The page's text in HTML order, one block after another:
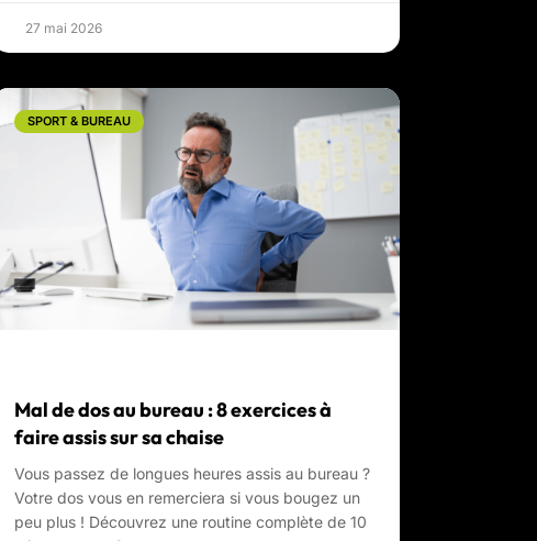
27 mai 2026
SPORT & BUREAU
Mal de dos au bureau : 8 exercices à
faire assis sur sa chaise
Vous passez de longues heures assis au bureau ?
Votre dos vous en remerciera si vous bougez un
peu plus ! Découvrez une routine complète de 10